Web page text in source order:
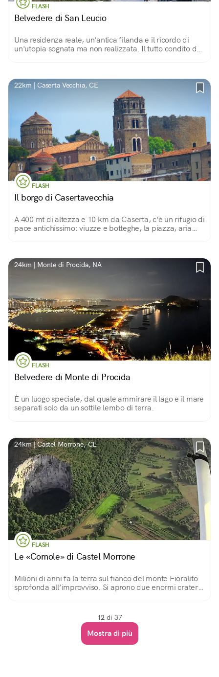
FLASH
Belvedere di San Leucio
Una residenza reale, un'antica filanda e il ricordo di
un'utopia sognata ma non realizzata. Il tutto condito da
22km | Caserta Vecchia, CE
FLASH
Il borgo di Casertavecchia
A 400 mt di altezza e 10 km da Caserta, c'è un rifugio di
pace antichissimo: viuzze e botteghe, la piazza, aria
24km | Monte di Procida, NA
FLASH
Belvedere di Monte di Procida
È un luogo speciale, dal quale ammirare il lago e il mare
separati solo da un sottile lembo di terra.
24km | Castel Morrone, CE
FLASH
Le «Comole» di Castel Morrone
Milioni di anni fa la terra sul fianco del monte Fioralito
sprofonda all’improvviso. Si aprono due enormi crateri
12 di 37
Mostra di più